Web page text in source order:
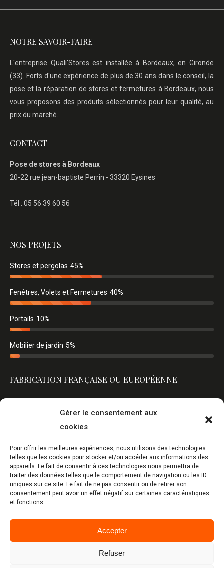
Gérer le consentement aux
cookies
Pour offrir les meilleures expériences, nous utilisons des technologies
telles que les cookies pour stocker et/ou accéder aux informations des
appareils. Le fait de consentir à ces technologies nous permettra de
traiter des données telles que le comportement de navigation ou les ID
uniques sur ce site. Le fait de ne pas consentir ou de retirer son
consentement peut avoir un effet négatif sur certaines caractéristiques
et fonctions.
Accepter
Refuser
NOTRE SAVOIR-FAIRE
L'entreprise Quali'Stores est installée à Bordeaux, en Gironde
(33). Forts d'une expérience de plus de 30 ans dans le conseil, la
pose et la réparation de stores et fermetures à Bordeaux, nous
vous proposons des produits sélectionnés pour leur qualité, au
prix du marché.
CONTACT
Pose de stores à Bordeaux
20-22 rue jean-baptiste Perrin - 33320 Eysines
Tél : 05 56 39 60 56
NOS PROJETS
Stores et pergolas 45%
Fenêtres, Volets et Fermetures 40%
Portails 10%
Mobilier de jardin 5%
FABRICATION FRANÇAISE OU EUROPÉENNE